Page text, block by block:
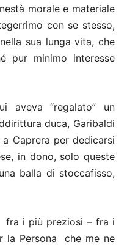
morale e materiale
con se stesso,
sua lunga vita, che
pur minimo interesse
aveva “regalato” un
duca, Garibaldi
a Caprera per dedicarsi
in dono, solo queste
balla di stoccafisso,
i più preziosi – fra i
la Persona che me ne